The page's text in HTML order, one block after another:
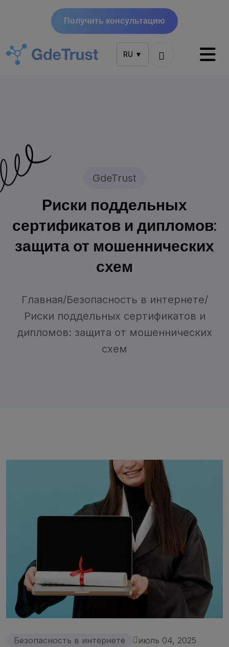
Получить консультацию
RU ▼
GdeTrust
Риски поддельных
сертификатов и дипломов:
защита от мошеннических
схем
Главная/Безопасность в интернете/
Риски поддельных сертификатов и
дипломов: защита от мошеннических
схем
Безопасность в интернете июль 04, 2025